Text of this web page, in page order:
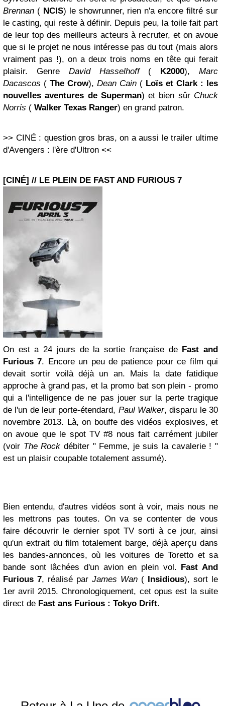
Brennan ( NCIS) le showrunner, rien n'a encore filtré sur
le casting, qui reste à définir. Depuis peu, la toile fait part
de leur top des meilleurs acteurs à recruter, et on avoue
que si le projet ne nous intéresse pas du tout (mais alors
vraiment pas !), on a deux trois noms en tête qui ferait
plaisir. Genre David Hasselhoff( K2000),Marc
Dacascos ( The Crow), Dean Cain ( Loïs et Clark : les
nouvelles aventures de Superman) et bien sûr Chuck
Norris ( Walker Texas Ranger) en grand patron.
>> CINÉ : question gros bras, on a aussi le trailer ultime
d'Avengers : l'ère d'Ultron <<
[CINÉ] // LE PLEIN DE FAST AND FURIOUS 7
On est a 24 jours de la sortie française de Fast and
Furious 7. Encore un peu de patience pour ce film qui
devait sortir voilà déjà un an. Mais la date fatidique
approche à grand pas, et la promo bat son plein - promo
qui a l'intelligence de ne pas jouer sur la perte tragique
de l'un de leur porte-étendard, Paul Walker, disparu le 30
novembre 2013. Là, on bouffe des vidéos explosives, et
on avoue que le spot TV #8 nous fait carrément jubiler
(voir The Rock débiter " Femme, je suis la cavalerie ! "
est un plaisir coupable totalement assumé).
Bien entendu, d'autres vidéos sont à voir, mais nous ne
les mettrons pas toutes. On va se contenter de vous
faire découvrir le dernier spot TV sorti à ce jour, ainsi
qu'un extrait du film totalement barge, déjà aperçu dans
les bandes-annonces, où les voitures de Toretto et sa
bande sont lâchées d'un avion en plein vol. Fast And
Furious 7, réalisé par James Wan ( Insidious), sort le
1er avril 2015. Chronologiquement, cet opus est la suite
direct de Fast ans Furious : Tokyo Drift.